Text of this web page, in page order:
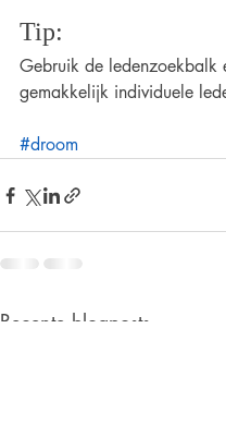
Tip:
Gebruik de ledenzoekbalk
gemakkelijk individuele
#droom
Recente blogposts